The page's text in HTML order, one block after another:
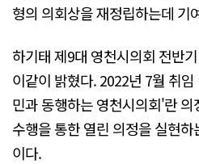
형의 의회상을 재정립하는데 기
하기태 제9대 영천시의회 전반
이같이 밝혔다. 2022년 7월 취
민과 동행하는 영천시의회'란
수행을 통한 열린 의정을 실현
이다.